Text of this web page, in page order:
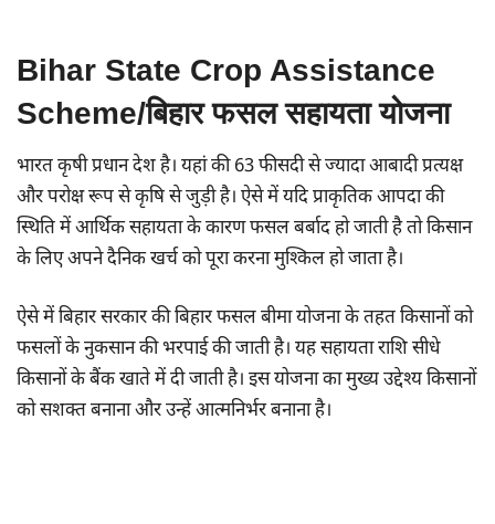
Bihar State Crop Assistance
Scheme/बिहार फसल सहायता योजना
भारत कृषी प्रधान देश है। यहां की 63 फीसदी से ज्यादा आबादी प्रत्यक्ष
और परोक्ष रूप से कृषि से जुड़ी है। ऐसे में यदि प्राकृतिक आपदा की
स्थिति में आर्थिक सहायता के कारण फसल बर्बाद हो जाती है तो किसान
के लिए अपने दैनिक खर्च को पूरा करना मुश्किल हो जाता है।
ऐसे में बिहार सरकार की बिहार फसल बीमा योजना के तहत किसानों को
फसलों के नुकसान की भरपाई की जाती है। यह सहायता राशि सीधे
किसानों के बैंक खाते में दी जाती है। इस योजना का मुख्य उद्देश्य किसानों
को सशक्त बनाना और उन्हें आत्मनिर्भर बनाना है।